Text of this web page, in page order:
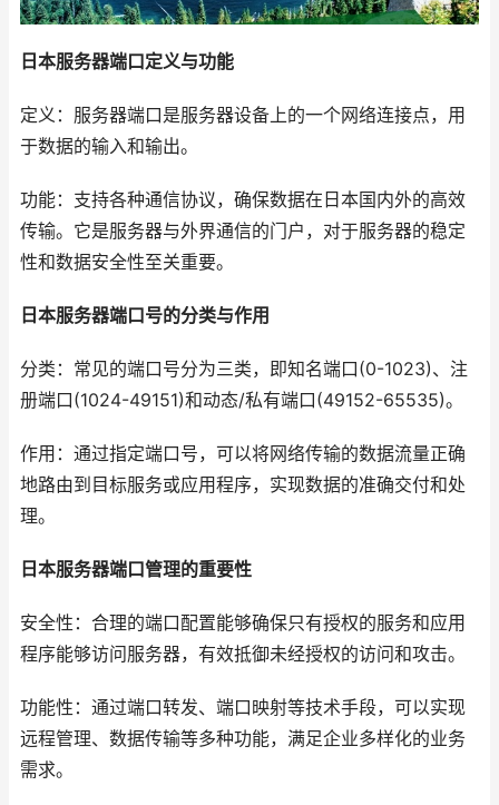
日本服务器端口定义与功能
定义：服务器端口是服务器设备上的一个网络连接点，用
于数据的输入和输出。
功能：支持各种通信协议，确保数据在日本国内外的高效
传输。它是服务器与外界通信的门户，对于服务器的稳定
性和数据安全性至关重要。
日本服务器端口号的分类与作用
分类：常见的端口号分为三类，即知名端口(0-1023)、注
册端口(1024-49151)和动态/私有端口(49152-65535)。
作用：通过指定端口号，可以将网络传输的数据流量正确
地路由到目标服务或应用程序，实现数据的准确交付和处
理。
日本服务器端口管理的重要性
安全性：合理的端口配置能够确保只有授权的服务和应用
程序能够访问服务器，有效抵御未经授权的访问和攻击。
功能性：通过端口转发、端口映射等技术手段，可以实现
远程管理、数据传输等多种功能，满足企业多样化的业务
需求。